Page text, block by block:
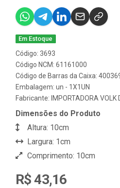
Em Estoque
Código: 3693
Código NCM: 61161000
Código de Barras da Caixa:
Embalagem: un - 1X1UN
Fabricante: IMPORTADORA VOLK
Dimensões do Produto
Altura: 10cm
Largura: 1cm
Comprimento: 10cm
R$ 43,16